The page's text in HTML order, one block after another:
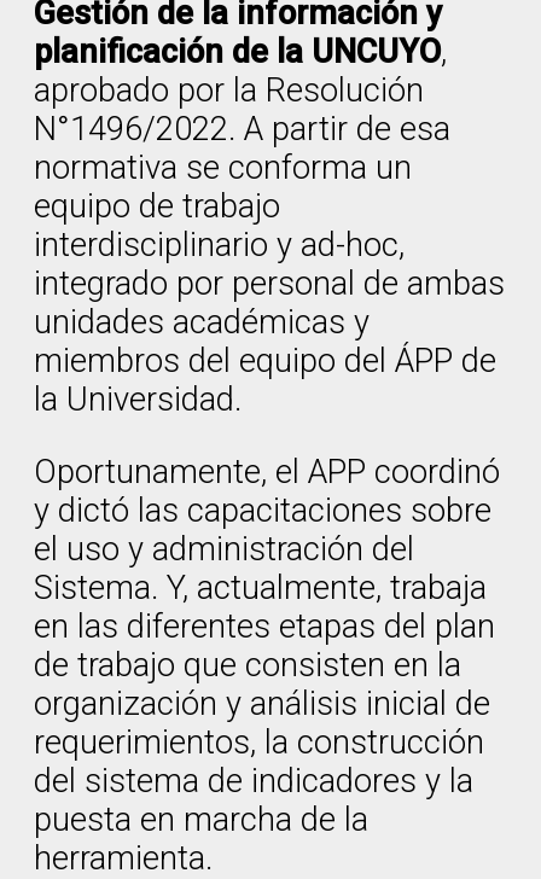
Gestión de la información y
planificación de la UNCUYO,
aprobado por la Resolución
N°1496/2022. A partir de esa
normativa se conforma un
equipo de trabajo
interdisciplinario y ad-hoc,
integrado por personal de ambas
unidades académicas y
miembros del equipo del ÁPP de
la Universidad.
Oportunamente, el APP coordinó
y dictó las capacitaciones sobre
el uso y administración del
Sistema. Y, actualmente, trabaja
en las diferentes etapas del plan
de trabajo que consisten en la
organización y análisis inicial de
requerimientos, la construcción
del sistema de indicadores y la
puesta en marcha de la
herramienta.